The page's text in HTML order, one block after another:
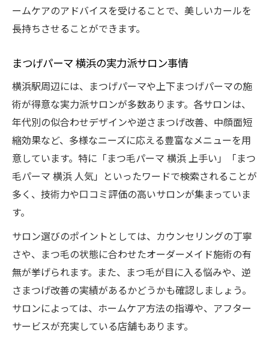
ームケアのアドバイスを受けることで、美しいカールを
長持ちさせることができます。
まつげパーマ 横浜の実力派サロン事情
横浜駅周辺には、まつげパーマや上下まつげパーマの施
術が得意な実力派サロンが多数あります。各サロンは、
年代別の似合わせデザインや逆さまつげ改善、中顔面短
縮効果など、多様なニーズに応える豊富なメニューを用
意しています。特に「まつ毛パーマ 横浜 上手い」「まつ
毛パーマ 横浜 人気」といったワードで検索されることが
多く、技術力や口コミ評価の高いサロンが集まっていま
す。
サロン選びのポイントとしては、カウンセリングの丁寧
さや、まつ毛の状態に合わせたオーダーメイド施術の有
無が挙げられます。また、まつ毛が目に入る悩みや、逆
さまつげ改善の実績があるかどうかも確認しましょう。
サロンによっては、ホームケア方法の指導や、アフター
サービスが充実している店舗もあります。